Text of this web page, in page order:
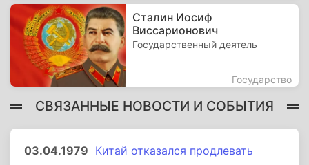
Сталин Иосиф
Виссарионович
Государственный деятель
Государство
СВЯЗАННЫЕ НОВОСТИ И СОБЫТИЯ
03.04.1979 Китай отказался продлевать